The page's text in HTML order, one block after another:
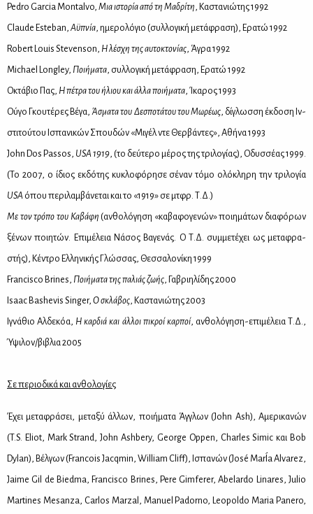
Pedro Garcia Montalvo, Μια ιστο­ρία από τη Μα­δρί­τη, Κα­στα­νιώ­της 1992
Claude Esteban, Αϋ­πνία, ημε­ρο­λό­γιο (συλ­λο­γι­κή με­τά­φρα­ση), Ερα­τώ 1992
Robert Louis Stevenson, Η λέ­σχη της αυ­το­κτο­νί­ας, Άγρα 1992
Michael Longley, Ποι­ή­μα­τα, συλ­λο­γι­κή με­τά­φρα­ση, Ερα­τώ 1992
Οκτά­βιο Πας, Η πέ­τρα του ήλιου και άλ­λα ποι­ή­μα­τα, Ίκα­ρος 1993
Ού­γο Γκου­τέ­ρες Βέ­γα,Άσμα­τα του Δε­σπο­τά­του του Μω­ρέ­ως, δί­γλωσ­ση έκ­δο­ση Ιν­
στι­τού­του Ισπα­νι­κών Σπου­δών «Μι­γέλ ντε Θερ­βά­ντες», Αθή­να 1993
John Dos Passos, USA 1919, (το δεύ­τε­ρο μέ­ρος της τρι­λο­γί­ας), Οδυσ­σέ­ας 1999.
(Το 2007, o ίδιος εκ­δό­της κυ­κλο­φό­ρη­σε σ᾽έ­ναν τό­μο ολό­κλη­ρη την τρι­λο­γία
USA όπου πε­ρι­λαμ­βά­νε­ται και το «1919» σε μτ­φρ. Τ.Δ.)
Με τον τρό­πο του Κα­βά­φη (αν­θο­λό­γη­ση «κα­βα­φο­γε­νών» ποι­η­μά­των δια­φό­ρων
ξέ­νων ποι­η­τών. Επι­μέ­λεια Νά­σος Βα­γε­νάς. Ο Τ.Δ. συμ­με­τέ­χει ως με­τα­φρα­
στής), Κέ­ντρο Ελ­λη­νι­κής Γλώσ­σας, Θεσ­σα­λο­νί­κη 1999
Francisco Brines, Ποι­ή­μα­τα της πα­λιάς ζω­ής, Γα­βρι­η­λί­δης 2000
Isaac Bashevis Singer, Ο σκλά­βος, Κα­στα­νιώ­της 2003
Ιγνά­θιο Αλ­δε­κόα, Η καρ­διά και άλ­λοι πι­κροί καρ­ποί, αν­θο­λό­γη­ση-επι­μέ­λεια Τ.Δ.,
Ύψι­λον/βι­βλια 2005
Σε πε­ριο­δι­κά και αν­θο­λο­γί­ες
Έχει με­τα­φρά­σει, με­τα­ξύ άλ­λων, ποι­ή­μα­τα Άγ­γλων (John Ash), Αμε­ρι­κα­νών
(T.S. Eliot, Mark Strand, John Ashbery, George Oppen, Charles Simic και Bob
Dylan), Βέλ­γων (Francois Jacqmin, William Cliff), Ισπα­νών (José MarÍa Alvarez,
Jaime Gil de Biedma, Francisco Brines, Pere Gimferer, Abelardo Linares, Julio
Martines Mesanza, Carlos Marzal, Manuel Padorno, Leopoldo Maria Panero,